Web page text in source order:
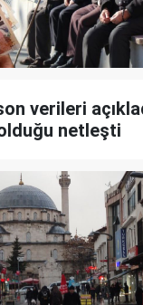
verileri
olduğu netleşti